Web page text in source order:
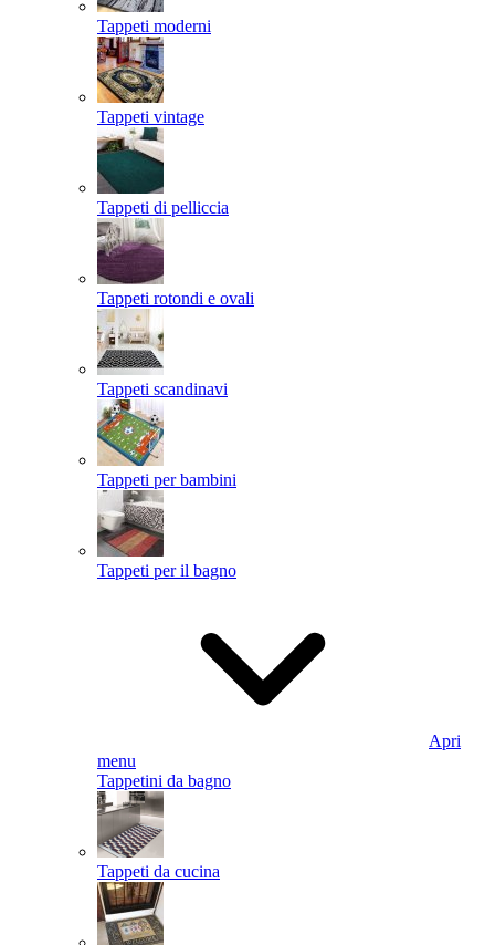
Tappeti moderni
Tappeti vintage
Tappeti di pelliccia
Tappeti rotondi e ovali
Tappeti scandinavi
Tappeti per bambini
Tappeti per il bagno
Apri
menu
Tappetini da bagno
Tappeti da cucina